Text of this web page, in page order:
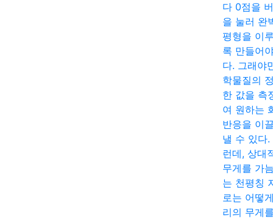
다 0점을
을 눌러 완
평형을 이
록 만들어
다. 그래야
학물질의
한 값을 측
여 원하는
반응을 이
낼 수 있다.
런데, 상대
무게를 가
는 천평칭
로는 어떻
리의 무게